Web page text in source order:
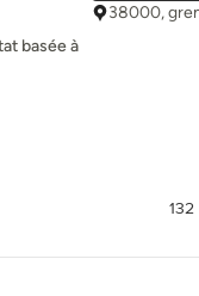
basée à
38000,